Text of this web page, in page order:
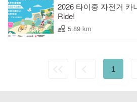
2026 타이중 자전거 카
Ride!
5.89 km
1